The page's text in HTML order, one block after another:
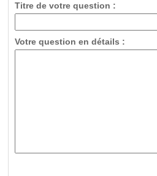
Titre de votre question :
Votre question en détails :